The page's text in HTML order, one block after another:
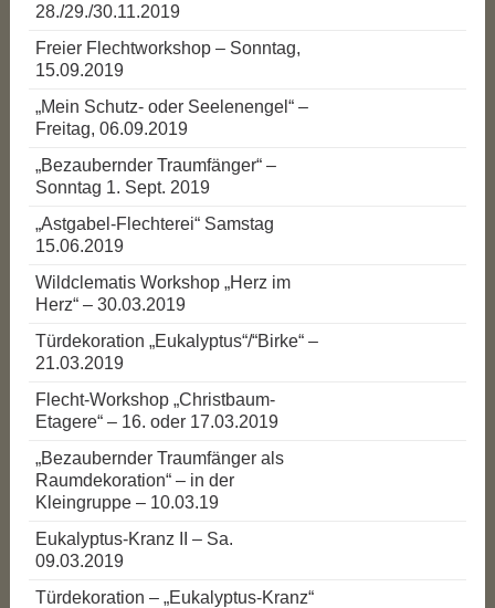
28./29./30.11.2019
Freier Flechtworkshop – Sonntag,
15.09.2019
„Mein Schutz- oder Seelenengel“ –
Freitag, 06.09.2019
„Bezaubernder Traumfänger“ –
Sonntag 1. Sept. 2019
„Astgabel-Flechterei“ Samstag
15.06.2019
Wildclematis Workshop „Herz im
Herz“ – 30.03.2019
Türdekoration „Eukalyptus“/“Birke“ –
21.03.2019
Flecht-Workshop „Christbaum-
Etagere“ – 16. oder 17.03.2019
„Bezaubernder Traumfänger als
Raumdekoration“ – in der
Kleingruppe – 10.03.19
Eukalyptus-Kranz II – Sa.
09.03.2019
Türdekoration – „Eukalyptus-Kranz“